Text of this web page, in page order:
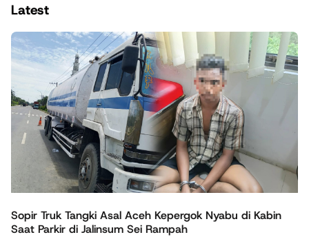
Latest
Sopir Truk Tangki Asal Aceh Kepergok Nyabu di Kabin
Saat Parkir di Jalinsum Sei Rampah